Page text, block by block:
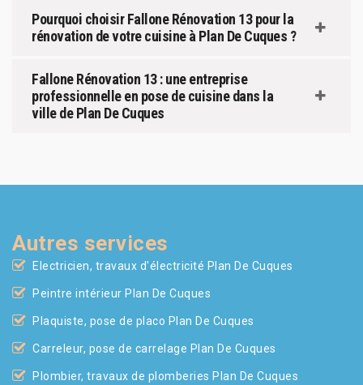
Pourquoi choisir Fallone Rénovation 13 pour la
rénovation de votre cuisine à Plan De Cuques ?
Fallone Rénovation 13 : une entreprise
professionnelle en pose de cuisine dans la
ville de Plan De Cuques
Autres services
Electricien, travaux d'électricité Plan De Cuques
Peintre intérieur Plan De Cuques
Plaquiste, pose de placo Plan De Cuques
Carreleur, pose de carrelage Plan De Cuques
Plombier, travaux de plomberies Plan De Cuques